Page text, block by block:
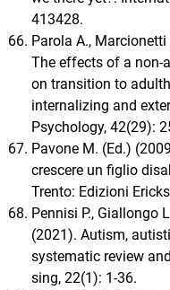
413­428.
Parola A.,
The effects of a non-
on transition to
internalizing and
Psychology, 42(29):
Pavone M. (Ed.)
crescere un figlio
Trento: Edizioni
Pennisi P., Giallongo
(2021). Autism,
systematic review
sing, 22(1): 1-36.